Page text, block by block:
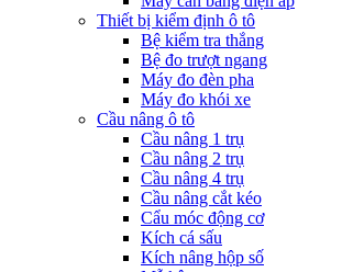
Thiết bị kiểm định ô tô
Bệ kiểm tra thắng
Bệ đo trượt ngang
Máy đo đèn pha
Máy đo khói xe
Cầu nâng ô tô
Cầu nâng 1 trụ
Cầu nâng 2 trụ
Cầu nâng 4 trụ
Cầu nâng cắt kéo
Cẩu móc động cơ
Kích cá sấu
Kích nâng hộp số